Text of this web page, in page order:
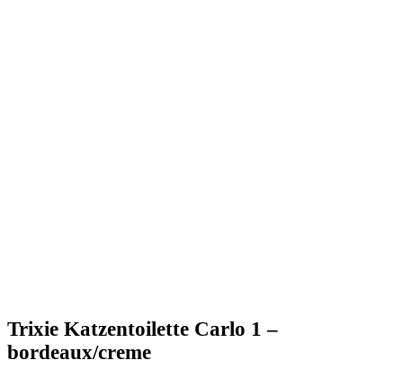
Trixie Katzentoilette Carlo 1 –
bordeaux/creme